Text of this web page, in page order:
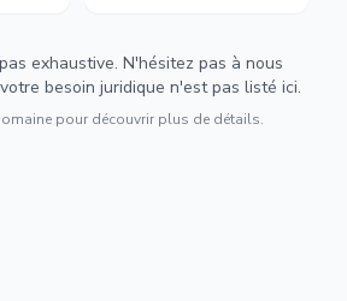
exhaustive. N'hésitez pas à nous
besoin juridique n'est pas listé ici.
pour découvrir plus de détails.